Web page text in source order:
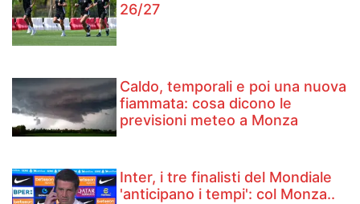
26/27
Caldo, temporali e poi una nuova
fiammata: cosa dicono le
previsioni meteo a Monza
Inter, i tre finalisti del Mondiale
'anticipano i tempi': col Monza..